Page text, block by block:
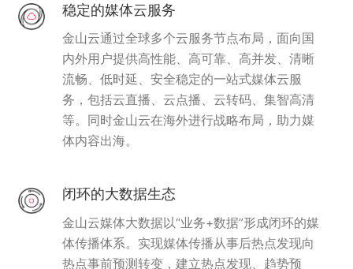
稳定的媒体云服务
金山云通过全球多个云服务节点布局，面向国
内外用户提供高性能、高可靠、高并发、清晰
流畅、低时延、安全稳定的一站式媒体云服
务，包括云直播、云点播、云转码、集智高清
等。同时金山云在海外进行战略布局，助力媒
体内容出海。
闭环的大数据生态
金山云媒体大数据以“业务+数据”形成闭环的媒
体传播体系。实现媒体传播从事后热点发现向
热点事前预测转变，建立热点发现、趋势预